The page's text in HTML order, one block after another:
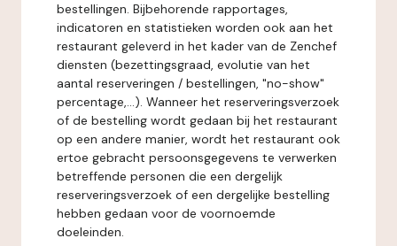
bestellingen. Bijbehorende rapportages,
indicatoren en statistieken worden ook aan het
restaurant geleverd in het kader van de Zenchef
diensten (bezettingsgraad, evolutie van het
aantal reserveringen / bestellingen, "no-show"
percentage,...). Wanneer het reserveringsverzoek
of de bestelling wordt gedaan bij het restaurant
op een andere manier, wordt het restaurant ook
ertoe gebracht persoonsgegevens te verwerken
betreffende personen die een dergelijk
reserveringsverzoek of een dergelijke bestelling
hebben gedaan voor de voornoemde
doeleinden.